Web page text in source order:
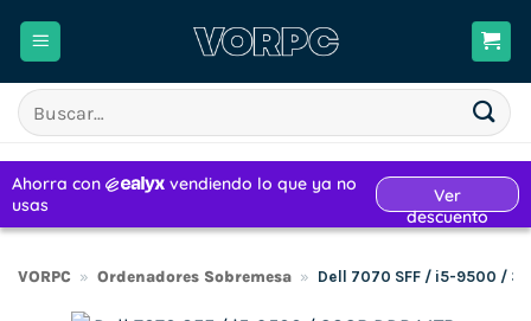
Buscar
por:
VORPC » Ordenadores Sobremesa » Dell 7070 SFF / i5-9500 /